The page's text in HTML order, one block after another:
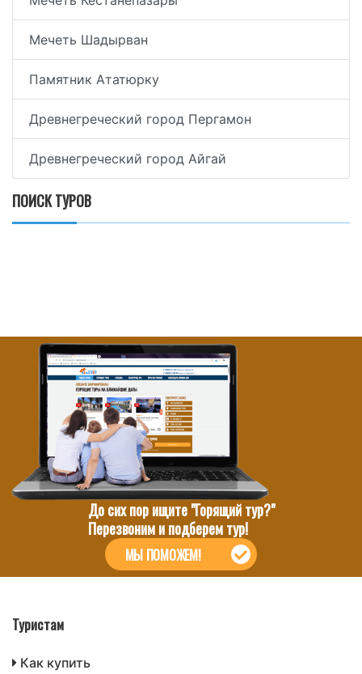
Мечеть Шадырван
Памятник Ататюрку
Древнегреческий город Пергамон
Древнегреческий город Айгай
ПОИСК ТУРОВ
До сих пор ищите "Горящий тур?"
Перезвоним и подберем тур!
МЫ ПОМОЖЕМ!
Туристам
Как купить